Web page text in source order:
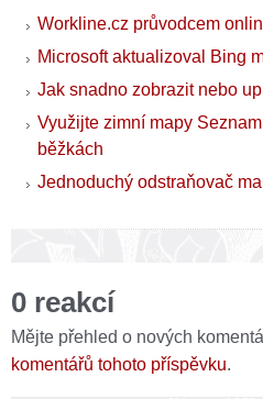
Workline.cz průvodcem
Microsoft aktualizoval Bing
Jak snadno zobrazit nebo
Využijte zimní mapy
běžkách
Jednoduchý odstraňovač
0 reakcí
Mějte přehled o nových
komentářů tohoto příspěvku.